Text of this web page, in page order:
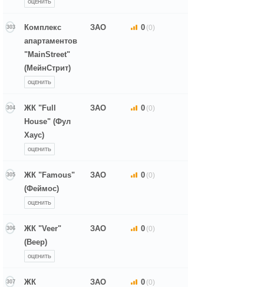
ОЦЕНИТЬ
303
Комплекс
апартаментов
"MainStreet"
(МейнСтрит)
ОЦЕНИТЬ
ЗАО 0 (0)
304
ЖК "Full
House" (Фул
Хаус)
ОЦЕНИТЬ
ЗАО 0 (0)
305
ЖК "Famous"
(Феймос)
ОЦЕНИТЬ
ЗАО 0 (0)
306
ЖК "Veer"
(Веер)
ОЦЕНИТЬ
ЗАО 0 (0)
307
ЖК
ЗАО 0 (0)